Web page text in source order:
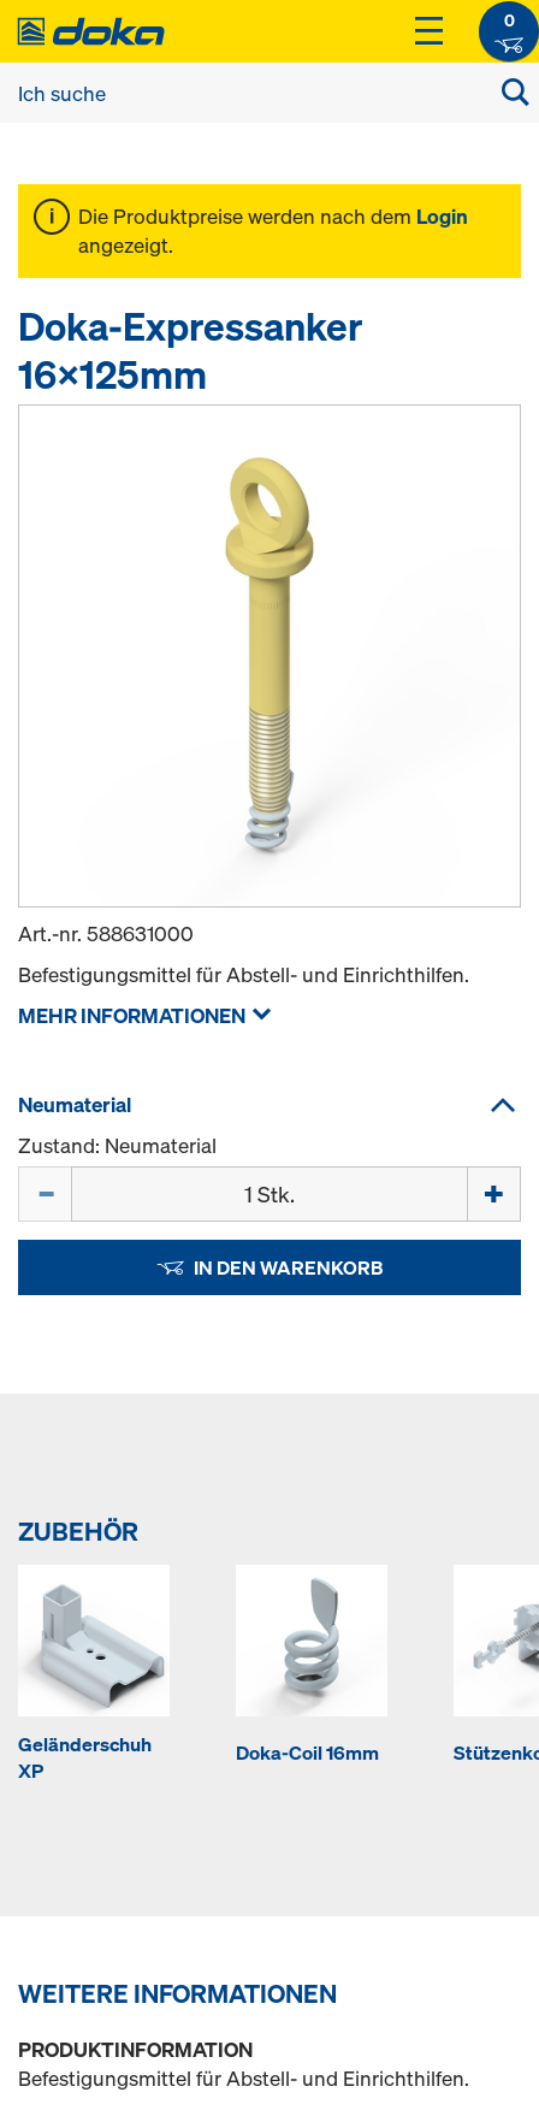
0
Die Produktpreise werden nach dem Login
angezeigt.
Doka-Expressanker
16x125mm
Art.-nr. 588631000
Befestigungsmittel für Abstell- und Einrichthilfen.
MEHR INFORMATIONEN
Neumaterial
Zustand: Neumaterial
IN DEN WARENKORB
ZUBEHÖR
Geländerschuh
XP
Doka-Coil 16mm
WEITERE INFORMATIONEN
PRODUKTINFORMATION
Befestigungsmittel für Abstell- und Einrichthilfen.